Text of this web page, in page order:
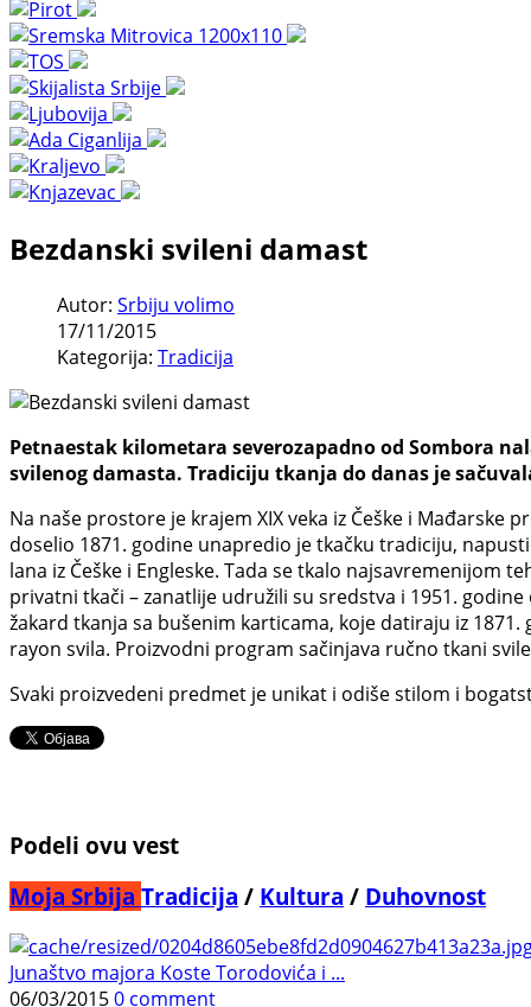
Bezdanski svileni damast
Autor: Srbiju volimo
17/11/2015
Kategorija: Tradicija
Petnaestak kilometara severozapadno od Sombora
svilenog damasta. Tradiciju tkanja do danas je
Na naše prostore je krajem XIX veka iz Češke i
doselio 1871. godine unapredio je tkačku tradiciju,
lana iz Češke i Engleske. Tada se tkalo najsavremenijom
privatni tkači – zanatlije udružili su sredstva i 1951.
žakard tkanja sa bušenim karticama, koje datiraju iz
rayon svila. Proizvodni program sačinjava ručno tkani
Svaki proizvedeni predmet je unikat i odiše stilom i
Podeli ovu vest
Moja Srbija Tradicija / Kultura / Duhovnost
Junaštvo majora Koste Torodovića i ...
06/03/20150 comment